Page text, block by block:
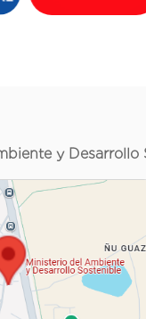
y Desarrollo